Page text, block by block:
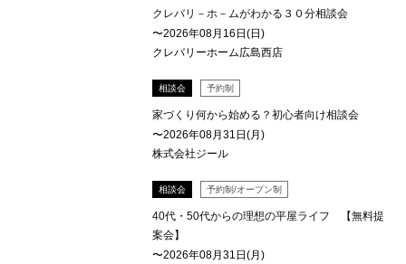
クレバリ－ホ－ムがわかる３０分相談会
〜2026年08月16日(日)
クレバリーホーム広島西店
相談会 予約制
家づくり何から始める？初心者向け相談会
〜2026年08月31日(月)
株式会社ジール
相談会 予約制/オープン制
40代・50代からの理想の平屋ライフ 【無料提
案会】
〜2026年08月31日(月)